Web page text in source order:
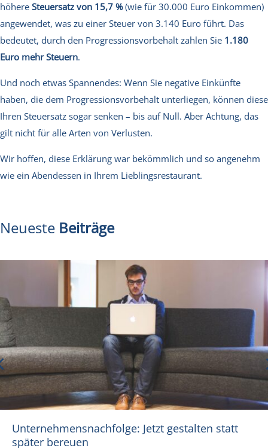
höhere Steuersatz von 15,7 %(wie für 30.000 Euro Einkommen)
angewendet, was zu einer Steuer von 3.140 Euro führt. Das
bedeutet, durch den Progressionsvorbehalt zahlen Sie 1.180
Euro mehr Steuern.
Und noch etwas Spannendes: Wenn Sie negative Einkünfte
haben, die dem Progressionsvorbehalt unterliegen, können diese
Ihren Steuersatz sogar senken – bis auf Null. Aber Achtung, das
gilt nicht für alle Arten von Verlusten.
Wir hoffen, diese Erklärung war bekömmlich und so angenehm
wie ein Abendessen in Ihrem Lieblingsrestaurant.
Neueste Beiträge
Unternehmensnachfolge: Jetzt gestalten statt
später bereuen